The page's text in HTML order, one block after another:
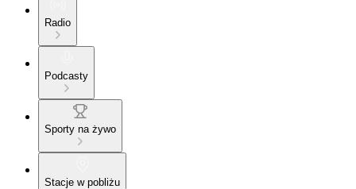
Radio
Podcasty
Sporty na żywo
Stacje w pobliżu